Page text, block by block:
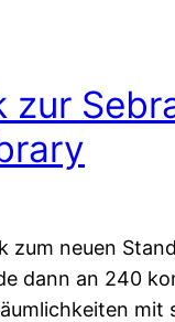
zur
zum neuen
dann an 240